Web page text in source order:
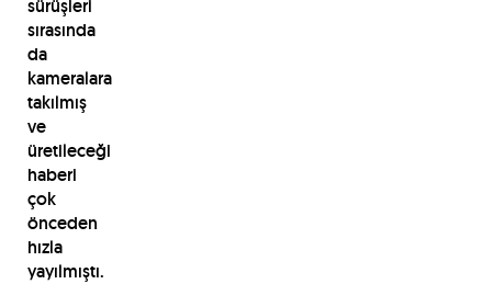
sürüşleri
sırasında
da
kameralara
takılmış
ve
üretileceği
haberi
çok
önceden
hızla
yayılmıştı.